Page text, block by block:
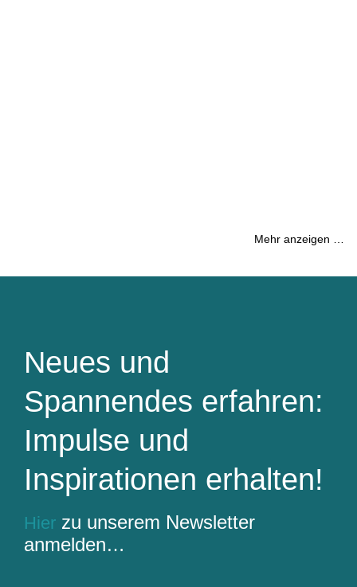
Mehr anzeigen …
Neues und
Spannendes erfahren:
Impulse und
Inspirationen erhalten!
Hier zu unserem Newsletter
anmelden…